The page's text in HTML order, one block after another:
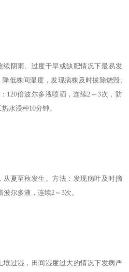
阴雨、过度干旱或缺肥情况下最易发
低株间湿度，发现病株及时拔除烧毁;
120倍波尔多液喷洒，连续2～3次，防
水浸种10分钟。
夏至秋发生。方法：发现病叶及时摘
尔多液，连续2～3次。
过湿，田间湿度过大的情况下发病严